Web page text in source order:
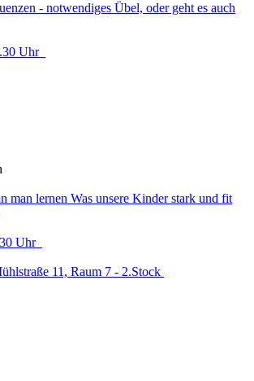
- notwendiges Übel, oder geht es auch
Uhr
man lernen Was unsere Kinder stark und fit
Uhr
11, Raum 7 - 2.Stock